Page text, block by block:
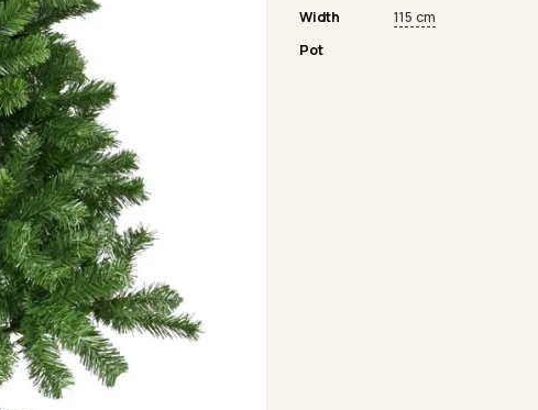
Width
115 cm
Pot